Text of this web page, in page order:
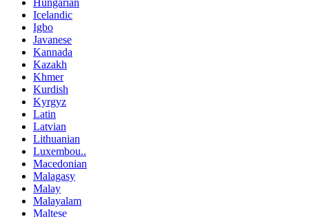
Icelandic
Igbo
Javanese
Kannada
Kazakh
Khmer
Kurdish
Kyrgyz
Latin
Latvian
Lithuanian
Luxembou..
Macedonian
Malagasy
Malay
Malayalam
Maltese